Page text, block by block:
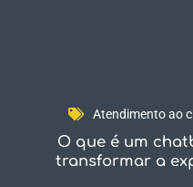
Atendimento ao
O que é um
transformar a